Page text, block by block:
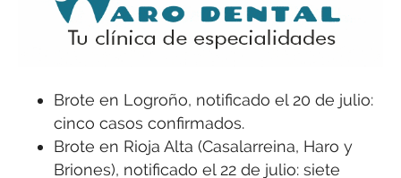
Brote en Logroño, notificado el 20 de julio:
cinco casos confirmados.
Brote en Rioja Alta (Casalarreina, Haro y
Briones), notificado el 22 de julio: siete